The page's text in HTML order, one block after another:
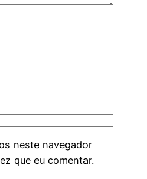
neste navegador
que eu comentar.